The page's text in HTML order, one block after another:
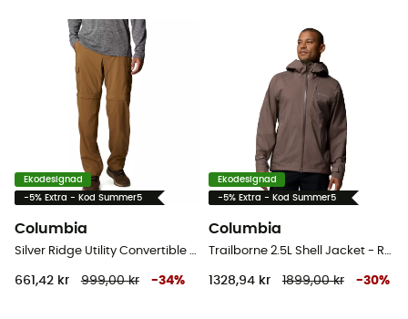
Ekodesignad
-5% Extra - Kod Summer5
Columbia
Silver Ridge Utility Convertible Pant - Vandringsbyxor - Herr
661,42 kr 999,00 kr -34%
Ekodesignad
-5% Extra - Kod Summer5
Columbia
Trailborne 2.5L Shell Jacket - Regnjacka - Herr
1328,94 kr 1899,00 kr -30%